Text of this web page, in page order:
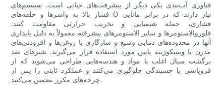
فناوری آب‌بندی یکی دیگر از پیشرفت‌های حیاتی است. سیستم‌های
فشار بالا به واشرها و حلقه‌های O نیاز دارند که در برابر مانایی
فشاری، حمله شیمیایی و تخریب حرارتی مقاومت کنند.
فلوروالاستومرها و سایر الاستومرهای پیشرفته معمولاً به دلیل پایداری
آنها در محدوده‌های دمایی وسیع و سازگاری با روغن‌ها و افزودنی‌های
مدرن با ویسکوزیته پایین مورد استفاده قرار می‌گیرند. شیرهای ضد
برگشت سیال اغلب با مواد و هندسه‌هایی طراحی می‌شوند که از
فروپاشی یا چسبندگی جلوگیری می‌کنند و عملکرد ثابتی را پس از
چرخه‌های مکرر تضمین می‌کنند.